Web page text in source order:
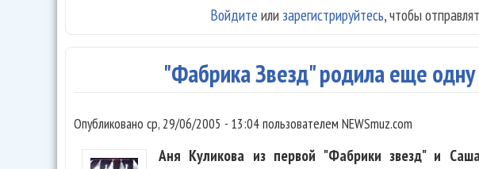
Войдите или зарегистрируйтесь, чтобы
"Фабрика Звезд" родила еще одну
Опубликовано ср, 29/06/2005 - 13:04пользователем NEWSmuz.com
Аня Куликова из первой "Фабрики звезд" и